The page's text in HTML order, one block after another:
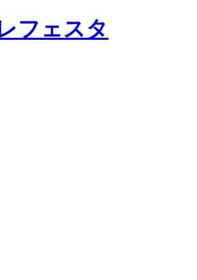
フェスタ